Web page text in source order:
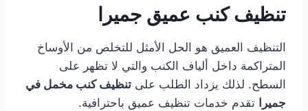
تنظيف كنب عميق جميرا
التنظيف العميق هو الحل الأمثل للتخلص من الأوساخ
المتراكمة داخل ألياف الكنب والتي لا تظهر على
السطح. لذلك يزداد الطلب على تنظيف كنب مخمل في
جميرا
تقدم خدمات تنظيف عميق باحترافية.